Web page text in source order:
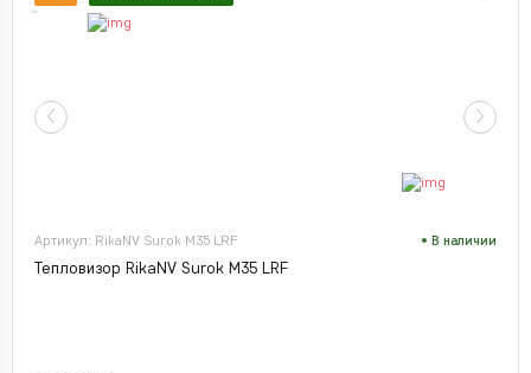
Артикул: RikaNV Surok M35 LRF В наличии
Тепловизор RikaNV Surok M35 LRF